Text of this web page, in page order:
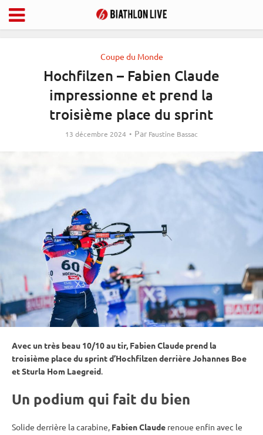
Coupe du Monde
Hochfilzen – Fabien Claude
impressionne et prend la
troisième place du sprint
13 décembre 2024 Par Faustine Bassac
Avec un très beau 10/10 au tir, Fabien Claude prend la
troisième place dusprintd’Hochfilzenderrière Johannes Boe
etSturla Hom Laegreid.
Un podium qui fait du bien
Solide derrière lacarabine, Fabien Claude renoue enfin avec le